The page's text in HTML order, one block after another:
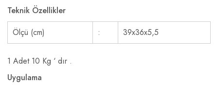
Teknik Özellikler
Ölçü (cm)
: 39x36x5,5
1 Adet 10 Kg ‘ dır .
Uygulama